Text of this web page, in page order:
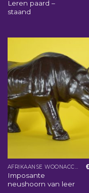
Leren paard –
staand
AFRIKAANSE WOONACCESSOIRES
Imposante
neushoorn van leer